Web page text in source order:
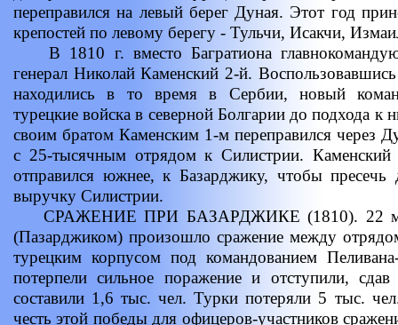
переправился на левый берег Дуная. Этот год
крепостей по левому берегу - Тульчи, Исакчи,
В 1810 г. вместо Багратиона
генерал Николай Каменский 2-й.
находились в то время в Сербии, новый
турецкие войска в северной Болгарии до подхода
своим братом Каменским 1-м переправился через
с 25-тысячным отрядом к Силистрии.
отправился южнее, к Базарджику, чтобы пресечь
выручку Силистрии.
СРАЖЕНИЕ ПРИ БАЗАРДЖИКЕ (1810). 22 мая
(Пазарджиком) произошло сражение между
турецким корпусом под командованием
потерпели сильное поражение и отступили,
составили 1,6 тыс. чел. Турки потеряли 5 тыс.
честь этой победы для офицеров-участников